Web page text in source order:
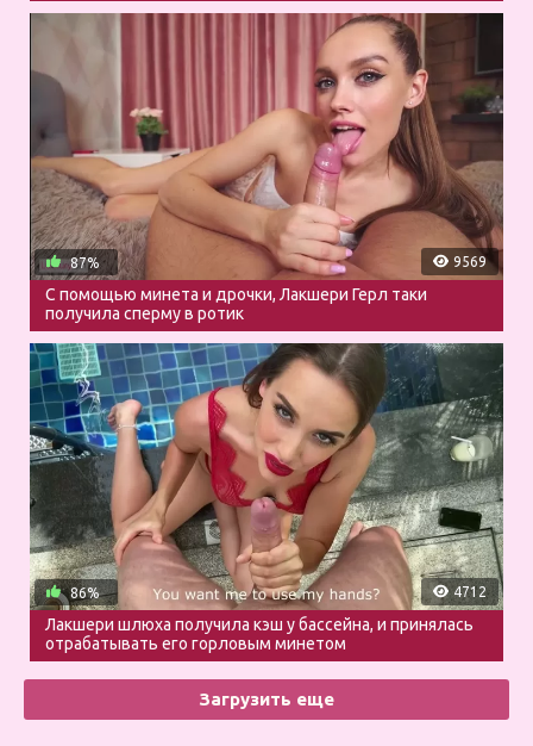
9569
87%
С помощью минета и дрочки, Лакшери Герл таки
получила сперму в ротик
4712
86%
Лакшери шлюха получила кэш у бассейна, и принялась
отрабатывать его горловым минетом
Загрузить еще